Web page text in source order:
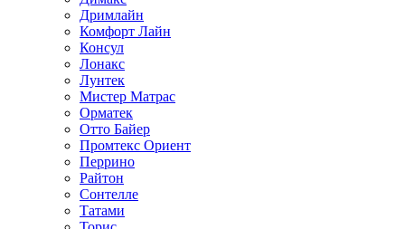
Дримлайн
Комфорт Лайн
Консул
Лонакс
Лунтек
Мистер Матрас
Орматек
Отто Байер
Промтекс Ориент
Перрино
Райтон
Сонтелле
Татами